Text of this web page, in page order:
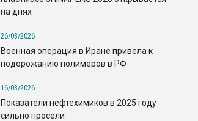
на днях
26/03/2026
Военная операция в Иране привела к
подорожанию полимеров в РФ
16/03/2026
Показатели нефтехимиков в 2025 году
сильно просели